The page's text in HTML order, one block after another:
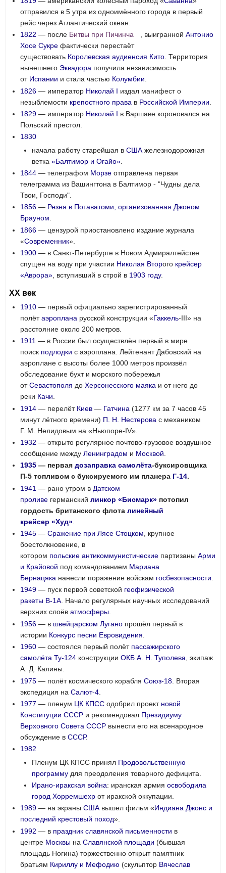
отправился в 5 утра из одноимённого города в первый
рейс через Атлантический океан.
1822 — после Битвы при Пичинча , выиграннойАнтонио
Хосе Сукре фактически перестаёт
существовать Королевская аудиенсия Кито . Территория
нынешнего Эквадора получила независимость
от Испании и стала частью Колумбии
1826 — император Николай I издал манифест о
незыблемости крепостного права в Российской Империи
1829 — император Николай I в Варшаве короновался на
Польский престол.
1830
начала работу старейшая в СШАжелезнодорожная
ветка «Балтимор и Огайо».
1844 — телеграфом Морзе отправлена первая
телеграмма из Вашингтона в Балтимор - "Чудны дела
Твои, Господи".
1856 — Резня в Потаватоми, организованная Джоном
Брауном.
1866 — цензурой приостановлено издание журнала
«Современник».
1900 — в Санкт-Петербурге в Новом Адмиралтействе
спущен на воду при участии Николая Второго крейсер
«Аврора» , вступивший в строй в 1903 году.
XX век
1910 — первый официально зарегистрированный
полётаэроплана русской конструкции «Гаккель-III» на
расстояние около 200 метров.
1911 — в России был осуществлён первый в мире
поиск подлодки с аэроплана. Лейтенант Дабовский на
аэроплане с высоты более 1000 метров произвёл
обследование бухт и морского побережья
отСевастополя доХерсонесского маяка и от него до
реки Качи
1914 — перелёт Киев — Гатчина (1277 км за 7 часов 45
минут лётного времени) П. Н. Нестерова с механиком
Г. М. Нелидовым на «Ньюпоре-IV».
1932 — открыто регулярное почтово-грузовое воздушное
сообщение междуЛенинградом и Москвой
1935 — перваядозаправка самолёта-буксировщика
П-5 топливом с буксируемого им планера Г-14.
1941 — рано утром в Датском
проливе германский линкор «Бисмарк» потопил
гордость британского флоталинейный
крейсер «Худ»
1945 —Сражение при Лясе Стоцком , крупное
боестолкновение, в
котором польские антикоммунистические партизаныАрми
и Крайовой под командованием Мариана
Бернацяка нанесли поражение войскам госбезопасности
1949 — пуск первой советской геофизической
ракеты В-1А. Начало регулярных научных исследований
верхних слоёватмосферы.
1956 — в швейцарском Лугано прошёл первый в
истории Конкурс песни Евровидения
1960 — состоялся первый полёт пассажирского
самолёта Ту-124 конструкцииОКБ А. Н. Туполева, экипаж
А. Д. Калины.
1975 — полёт космического корабляСоюз-18 . Вторая
экспедиция наСалют-4
1977 — пленум ЦК КПСС одобрил проект новой
Конституции СССР и рекомендовал Президиуму
Верховного Совета СССР вынести его на всенародное
обсуждение вСССР.
1982
Пленум ЦК КПСС принял Продовольственную
программудля преодоления товарного дефицита.
Ирано-иракская война: иранская армия освободила
город Хорремшехрот иракской оккупации.
1989 — на экраныСШАвышел фильм «Индиана Джонс и
последний крестовый поход».
1992 — в праздник славянской письменности в
центре Москвы наСлавянской площади (бывшая
площадь Ногина) торжественно открыт памятник
братьям Кириллу и Мефодию (скульптор Вячеслав